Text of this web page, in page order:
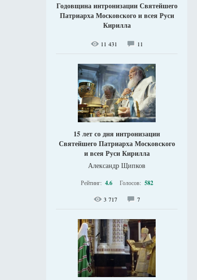
Годовщина интронизации Святейшего
Патриарха Московского и всея Руси
Кирилла
11 431 11
15 лет со дня интронизации
Святейшего Патриарха Московского
и всея Руси Кирилла
Александр Щипков
Рейтинг: 4.6 Голосов: 582
3 717 7